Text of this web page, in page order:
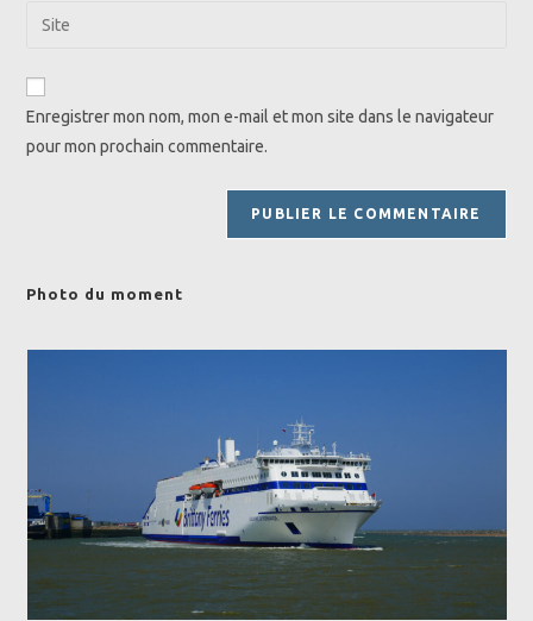
address
comment
Saisir
de
Enregistrer mon nom, mon e-mail et mon site dans le navigateur
pour mon prochain commentaire.
Photo du moment